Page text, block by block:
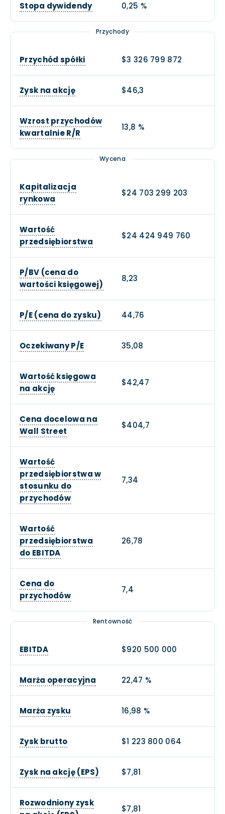
Stopa dywidendy 0,25 %
Przychody
Przychód spółki $3 326 799 872
Zysk na akcję $46,3
Wzrost przychodów
kwartalnie R/R
13,8 %
Wycena
Kapitalizacja
rynkowa
$24 703 299 203
Wartość
przedsiębiorstwa
$24 424 949 760
P/BV (cena do
wartości księgowej)
8,23
P/E (cena do zysku) 44,76
Oczekiwany P/E 35,08
Wartość księgowa
na akcję
$42,47
Cena docelowa na
Wall Street
$404,7
Wartość
przedsiębiorstwa w
stosunku do
przychodów
7,34
Wartość
przedsiębiorstwa
do EBITDA
26,78
Cena do
przychodów
7,4
Rentowność
EBITDA $920 500 000
Marża operacyjna 22,47 %
Marża zysku 16,98 %
Zysk brutto $1 223 800 064
Zysk na akcję (EPS) $7,81
Rozwodniony zysk
$7,81